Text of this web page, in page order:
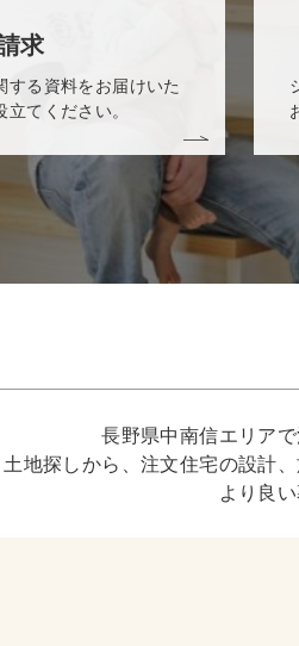
求
る資料をお届けいた
てください。
長野県中南信エリア
土地探しから、注文住宅の設計
より良